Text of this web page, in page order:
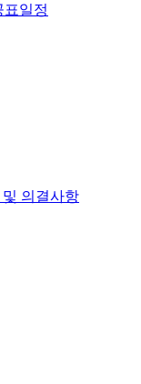
표일정
의결사항